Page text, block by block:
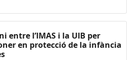
entre l’IMAS i la UIB per
en protecció de la infància